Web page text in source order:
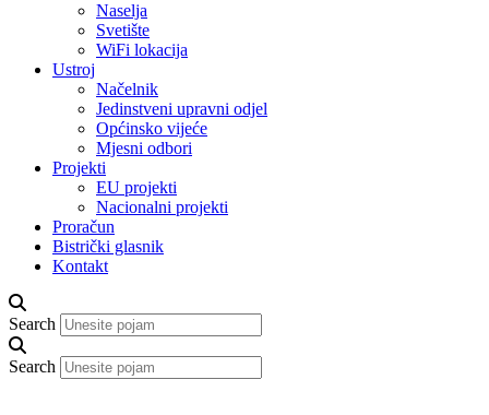
Naselja
Svetište
WiFi lokacija
Ustroj
Načelnik
Jedinstveni upravni odjel
Općinsko vijeće
Mjesni odbori
Projekti
EU projekti
Nacionalni projekti
Proračun
Bistrički glasnik
Kontakt
Search
Search